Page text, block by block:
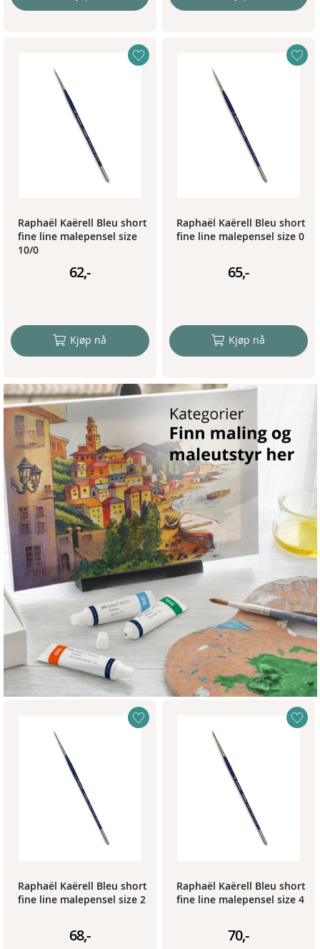
Raphaël Kaërell Bleu short
fine line malepensel size
10/0
62,-
Kjøp nå
Raphaël Kaërell Bleu short
fine line malepensel size 0
65,-
Kjøp nå
Raphaël Kaërell Bleu short
fine line malepensel size 2
68,-
Raphaël Kaërell Bleu short
fine line malepensel size 4
70,-